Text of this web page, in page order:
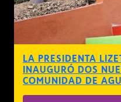
LA PRESIDENTA
INAUGURÓ DOS
COMUNIDAD DE